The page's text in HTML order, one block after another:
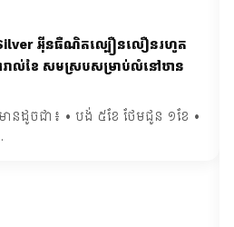
Silver អ៊ីនធឺណិតល្បឿនលឿនរហូត
ាល់ខែ សមស្របសម្រាប់លំនៅឋាន
ានដូចជា៖ • បង់ ៥ខែ ថែមជូន ១ខែ •